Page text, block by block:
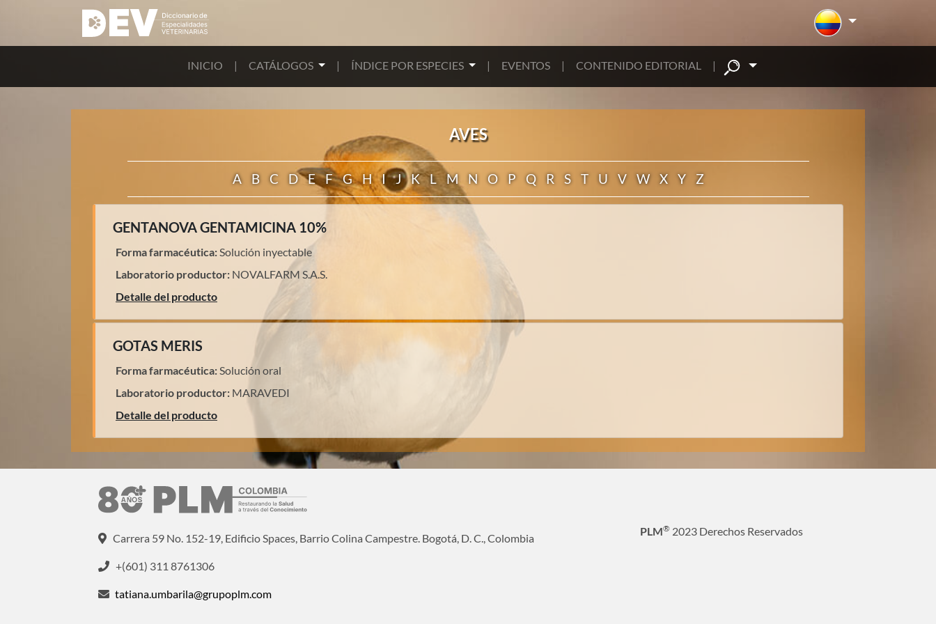
INICIO | CATÁLOGOS | ÍNDICE POR ESPECIES | EVENTOS | CONTENIDO EDITORIAL |
AVES
A B C D E F G H I J K L M N O P Q R S T U V W X Y Z
GENTANOVA GENTAMICINA 10%
Forma farmacéutica: Solución inyectable
Laboratorio productor: NOVALFARM S.A.S.
Detalle del producto
GOTAS MERIS
Forma farmacéutica: Solución oral
Laboratorio productor: MARAVEDI
Detalle del producto
Carrera 59 No. 152-19, Edificio Spaces, Barrio Colina Campestre. Bogotá, D. C., Colombia
+(601) 311 8761306
tatiana.umbarila@grupoplm.com
PLM® 2023 Derechos Reservados